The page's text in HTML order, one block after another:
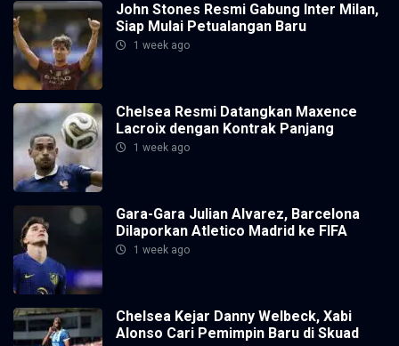
John Stones Resmi Gabung Inter Milan,
Siap Mulai Petualangan Baru
1 week ago
Chelsea Resmi Datangkan Maxence
Lacroix dengan Kontrak Panjang
1 week ago
Gara-Gara Julian Alvarez, Barcelona
Dilaporkan Atletico Madrid ke FIFA
1 week ago
Chelsea Kejar Danny Welbeck, Xabi
Alonso Cari Pemimpin Baru di Skuad